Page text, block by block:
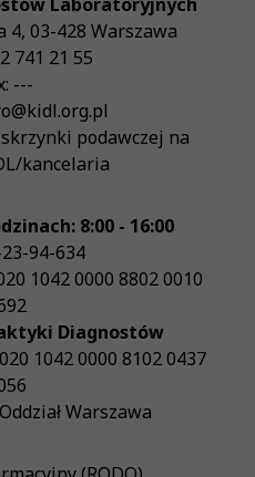
4, 03-428 Warszawa
741 21 55
---
podawczej na
kancelaria
8:00 - 16:00
94-634
1042 0000 8802 0010
Diagnostów
1042 0000 8102 0437
Warszawa